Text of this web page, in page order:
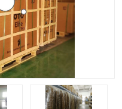
上海电商代发货仓库